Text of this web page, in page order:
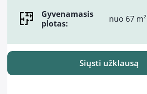
Gyvenamasis
plotas:
nuo 67 m²
Siųsti užklausą